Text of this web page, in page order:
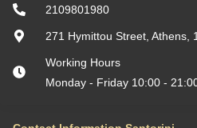
2109801980
271 Hymittou Street, Athens,
Working Hours
Monday - Friday 10:00 -